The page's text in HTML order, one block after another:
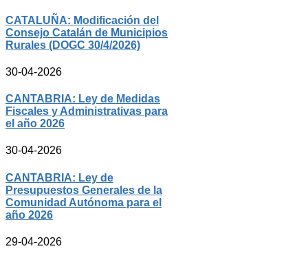
CATALUÑA: Modificación del
Consejo Catalán de Municipios
Rurales (DOGC 30/4/2026)
30-04-2026
CANTABRIA: Ley de Medidas
Fiscales y Administrativas para
el año 2026
30-04-2026
CANTABRIA: Ley de
Presupuestos Generales de la
Comunidad Autónoma para el
año 2026
29-04-2026